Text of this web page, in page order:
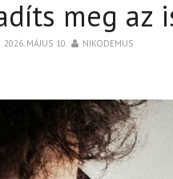
meg az
2026. MÁJUS 10. NIKODEMUS